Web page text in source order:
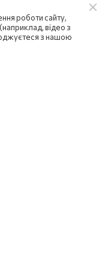
роботи сайту,
відео з
з нашою